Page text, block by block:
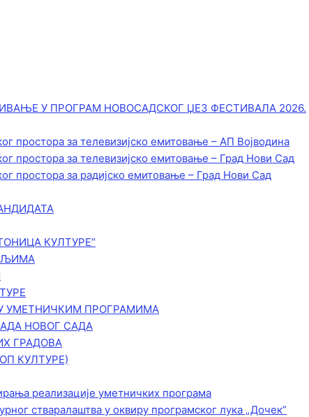
У ПРОГРАМ НОВОСАДСКОГ ЏЕЗ ФЕСТИВАЛА 2026.
простора за телевизијско емитовање – АП Војводинa
простора за телевизијско емитовање – Град Нови Сад
простора за радијско емитовање – Град Нови Сад
КУЛТУРЕ“
УМЕТНИЧКИМ ПРОГРАМИМА
НОВОГ САДА
ГРАДОВА
КУЛТУРЕ)
реализације уметничких програма
стваралаштва у оквиру програмског лука „Дочек”